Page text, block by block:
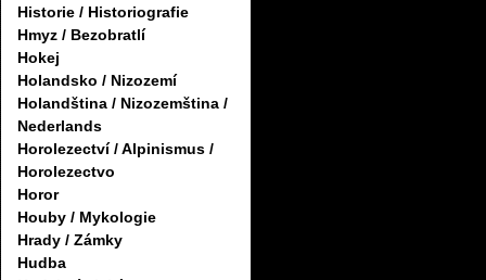
Historie / Historiografie
Hmyz / Bezobratlí
Hokej
Holandsko / Nizozemí
Holandština / Nizozemština /
Nederlands
Horolezectví / Alpinismus /
Horolezectvo
Horor
Houby / Mykologie
Hrady / Zámky
Hudba